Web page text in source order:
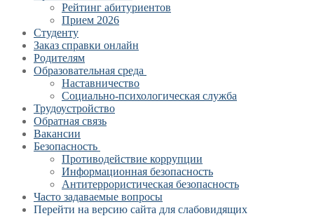
Рейтинг абитуриентов
Прием 2026
Студенту
Заказ справки онлайн
Родителям
Образовательная среда
Наставничество
Социально-психологическая служба
Трудоустройство
Обратная связь
Вакансии
Безопасность
Противодействие коррупции
Информационная безопасность
Антитеррористическая безопасность
Часто задаваемые вопросы
Перейти на версию сайта для слабовидящих